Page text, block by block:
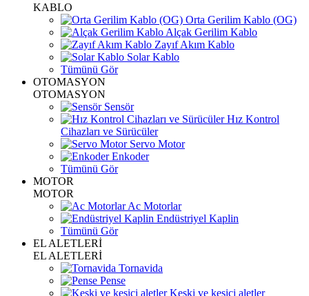
KABLO
Orta Gerilim Kablo (OG)
Alçak Gerilim Kablo
Zayıf Akım Kablo
Solar Kablo
Tümünü Gör
OTOMASYON
OTOMASYON
Sensör
Hız Kontrol
Cihazları ve Sürücüler
Servo Motor
Enkoder
Tümünü Gör
MOTOR
MOTOR
Ac Motorlar
Endüstriyel Kaplin
Tümünü Gör
EL ALETLERİ
EL ALETLERİ
Tornavida
Pense
Keski ve kesici aletler